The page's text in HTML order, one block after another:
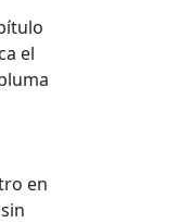
el
en